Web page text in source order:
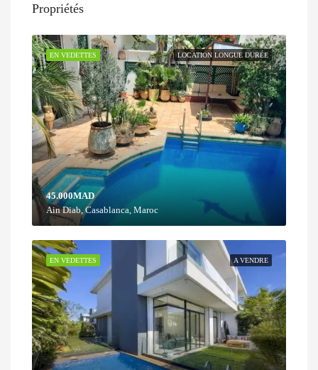
Propriétés
LOCATION LONGUE DURÉE
EN VEDETTES
45.000MAD
Ain Diab, Casablanca, Maroc
A VENDRE
EN VEDETTES